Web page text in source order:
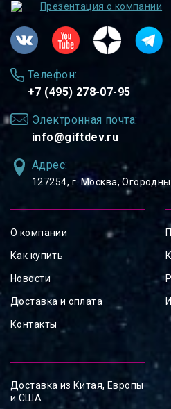
Презентация о компании
Телефон:
+7 (495) 278-07-95
Электронная почта:
info@giftdev.ru
Адрес:
127254, ⁠г. Москва,
О компании
Как купить
Новости
Доставка и оплата
Контакты
Доставка из Китая, Европы
и США